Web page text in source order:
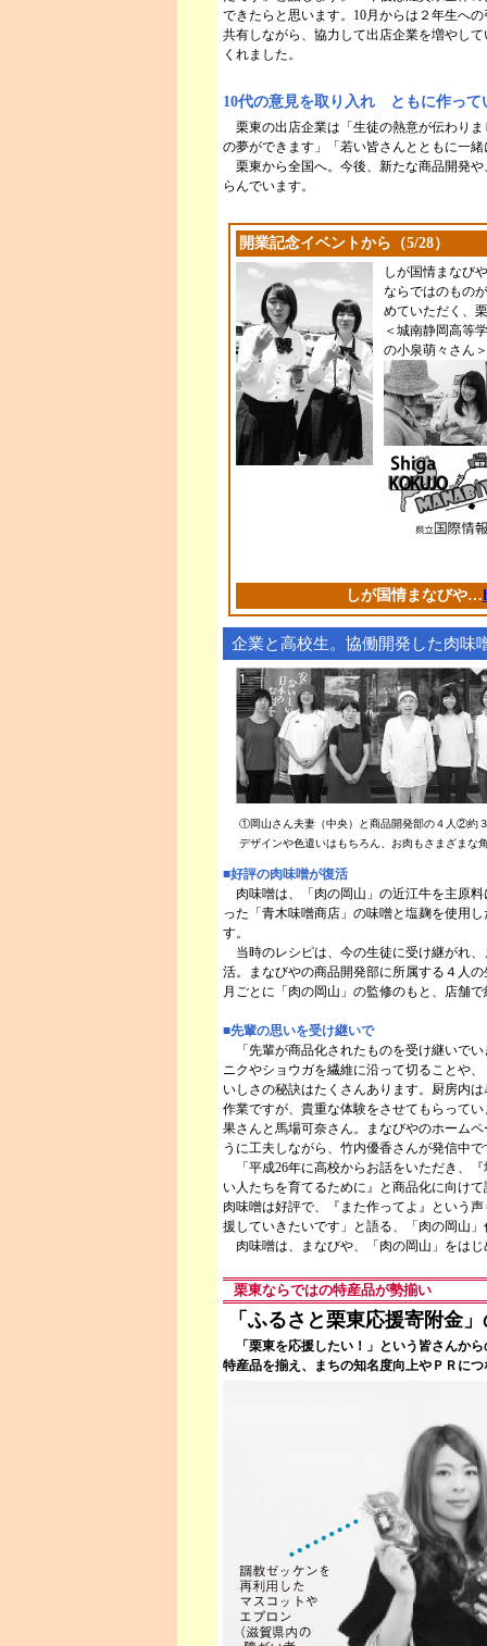
できたらと思います。10月からは２年生へ
共有しながら、協力して出店企業を増やし
くれました。
10代の意見を取り入れ ともに作って
栗東の出店企業は「生徒の熱意が伝わり
の夢ができます」「若い皆さんとともに一
栗東から全国へ。今後、新たな商品開発
らんでいます。
開業記念イベントから（5/28）
しが国情まなび
ならではのもの
めていただく、
＜城南静岡高等
の小泉萌々さん＞
しが国情まなびや…
企業と高校生。協働開発した肉味
①岡山さん夫妻（中央）と商品開発部の４人②約
デザインや色遣いはもちろん、お肉もさまざまな
■好評の肉味噌が復活
肉味噌は、「肉の岡山」の近江牛を主原
った「青木味噌商店」の味噌と塩麹を使用
す。
当時のレシピは、今の生徒に受け継がれ
活。まなびやの商品開発部に所属する４人
月ごとに「肉の岡山」の監修のもと、店舗
■先輩の思いを受け継いで
「先輩が商品化されたものを受け継いで
ニクやショウガを繊維に沿って切ることや
いしさの秘訣はたくさんあります。厨房内
作業ですが、貴重な体験をさせてもらって
果さんと馬場可奈さん。まなびやのホーム
うに工夫しながら、竹内優香さんが発信中で
「平成26年に高校からお話をいただき、
い人たちを育てるために』と商品化に向け
肉味噌は好評で、『また作ってよ』という
援していきたいです」と語る、「肉の岡山
肉味噌は、まなびや、「肉の岡山」をは
栗東ならではの特産品が勢揃い
「ふるさと栗東応援寄附金
「栗東を応援したい！」という皆さんか
特産品を揃え、まちの知名度向上やＰＲに